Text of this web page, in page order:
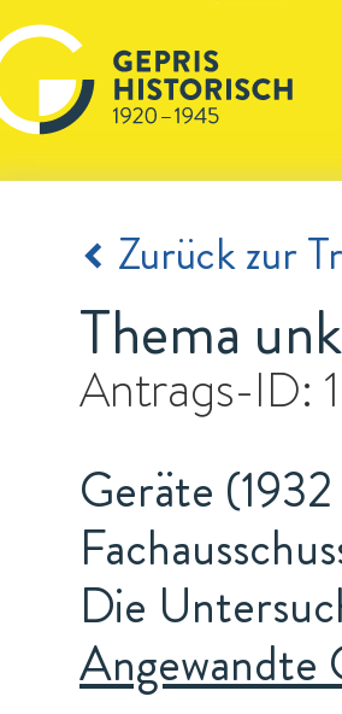
Zurück zur
Thema
Antrags-ID:
Geräte
Die
Angewandte